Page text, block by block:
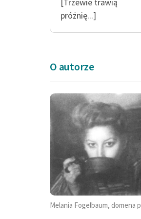
próżnię...]
O autorze
Melania Fogelbaum, domena